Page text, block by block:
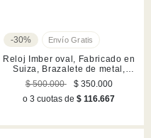
-30%
Reloj Imber oval, Fabricado en
Suiza, Brazalete de metal,
Dorado, Acabado en tono oro
rosa
$ 500.000
$ 350.000
o 3 cuotas de$ 116.667